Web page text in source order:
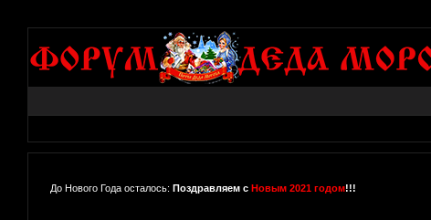
До Нового Года осталось: Поздравляем с Новым 2021 годом!!!